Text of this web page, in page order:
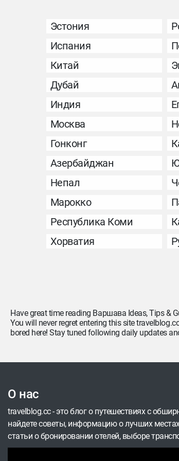
Эстония
Испания
Китай
Дубай
Индия
Москва
Гонконг
Азербайджан
Непал
Марокко
Республика Коми
Хорватия
Have great time reading Варшава Ideas, Tips &
You will never regret entering this site
bored here! Stay tuned following daily updates
О нас
travelblog.cc - это блог о путешествиях с
найдете советы, информацию о лучших
статьи о бронировании отелей, выборе